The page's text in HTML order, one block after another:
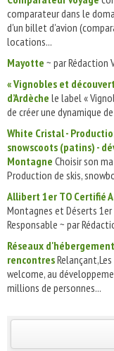
comparateur dans le
d'un billet d'avion
locations...
Mayotte ~ par Rédaction
« Vignobles et
d’Ardèche le label «
de créer une dynamique
White Cristal -
snowscoots (patins) -
Montagne Choisir son
Production de skis,
Allibert 1er TO Certifié
Montagnes et Déserts
Responsable ~ par
Réseaux
rencontres
welcome, au
millions de personnes...